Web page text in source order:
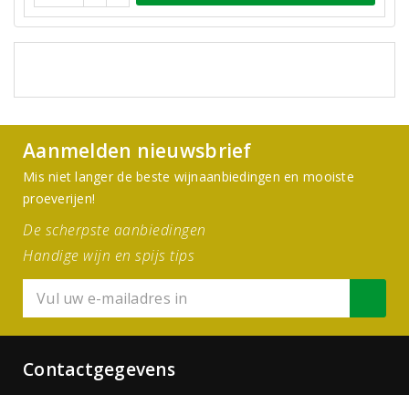
Aanmelden nieuwsbrief
Mis niet langer de beste wijnaanbiedingen en mooiste
proeverijen!
De scherpste aanbiedingen
Handige wijn en spijs tips
Contactgegevens